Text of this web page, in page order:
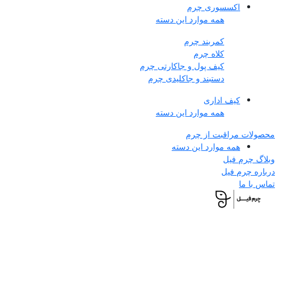
اکسسوری چرم
همه موارد این دسته
کمربند چرم
کلاه چرم
کیف پول و جاکارتی چرم
دستبند و جاکلیدی چرم
کیف اداری
همه موارد این دسته
محصولات مراقبت از چرم
همه موارد این دسته
وبلاگ چرم فیل
درباره چرم فیل
تماس با ما